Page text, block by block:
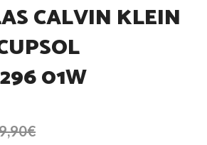
CALVIN KLEIN
01W
€